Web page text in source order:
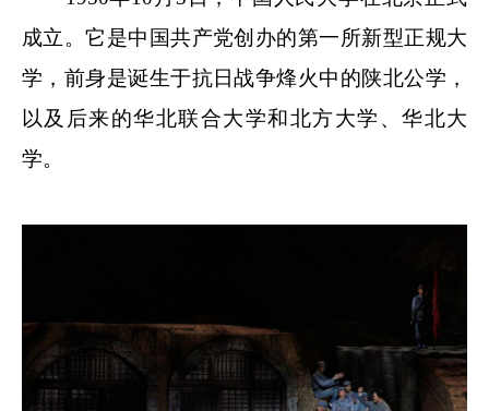
成立。它是中国共产党创办的第一所新型正规大
学，前身是诞生于抗日战争烽火中的陕北公学，
以及后来的华北联合大学和北方大学、华北大
学。